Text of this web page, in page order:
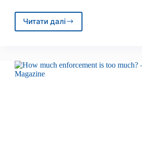
Читати далі
Долиною
біткойнів
туристів-